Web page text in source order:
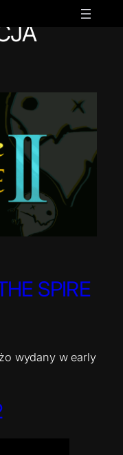
SPIRE
wydany w early